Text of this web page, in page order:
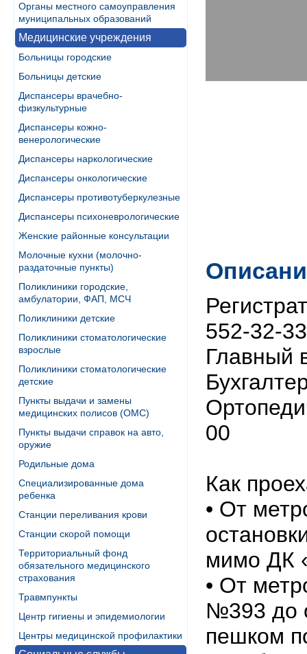
Органы местного самоуправления
муниципальных образований
Медицинские учреждения
Больницы городские
Больницы детские
Диспансеры врачебно-
физкультурные
Диспансеры кожно-
венерологические
Диспансеры наркологические
Диспансеры онкологические
Диспансеры противотуберкулезные
Диспансеры психоневрологические
Женские районные консультации
Молочные кухни (молочно-
раздаточные пункты)
Поликлиники городские,
амбулатории, ФАП, МСЧ
Поликлиники детские
Поликлиники стоматологические
взрослые
Поликлиники стоматологические
детские
Пункты выдачи и замены
медицинских полисов (ОМС)
Пункты выдачи справок на авто,
оружие
Родильные дома
Специализированные дома
ребенка
Станции переливания крови
Станции скорой помощи
Территориальный фонд
обязательного медицинского
страхования
Травмпункты
Центр гигиены и эпидемиологии
Центры медицинской профилактики
552-32-33
Главный
00
Как
• От
мимо ДК
• От
№393 до
пешком